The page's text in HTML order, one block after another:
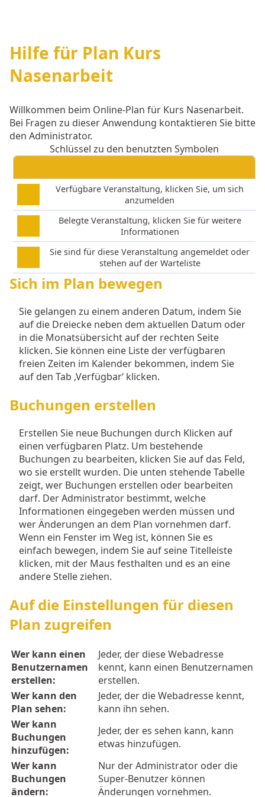
Hilfe für Plan Kurs
Nasenarbeit
Willkommen beim Online-Plan für Kurs Nasenarbeit.
Bei Fragen zu dieser Anwendung kontaktieren Sie bitte
den Administrator.
Schlüssel zu den benutzten Symbolen
Verfügbare Veranstaltung, klicken Sie, um sich
anzumelden
Belegte Veranstaltung, klicken Sie für weitere
Informationen
Sie sind für diese Veranstaltung angemeldet oder
stehen auf der Warteliste
Sich im Plan bewegen
Sie gelangen zu einem anderen Datum, indem Sie
auf die Dreiecke neben dem aktuellen Datum oder
in die Monatsübersicht auf der rechten Seite
klicken. Sie können eine Liste der verfügbaren
freien Zeiten im Kalender bekommen, indem Sie
auf den Tab ‚Verfügbar‘ klicken.
Buchungen erstellen
Erstellen Sie neue Buchungen durch Klicken auf
einen verfügbaren Platz. Um bestehende
Buchungen zu bearbeiten, klicken Sie auf das Feld,
wo sie erstellt wurden. Die unten stehende Tabelle
zeigt, wer Buchungen erstellen oder bearbeiten
darf. Der Administrator bestimmt, welche
Informationen eingegeben werden müssen und
wer Änderungen an dem Plan vornehmen darf.
Wenn ein Fenster im Weg ist, können Sie es
einfach bewegen, indem Sie auf seine Titelleiste
klicken, mit der Maus festhalten und es an eine
andere Stelle ziehen.
Auf die Einstellungen für diesen
Plan zugreifen
Wer kann einen
Benutzernamen
erstellen:
Jeder, der diese Webadresse
kennt, kann einen Benutzernamen
erstellen.
Wer kann den
Plan sehen:
Jeder, der die Webadresse kennt,
kann ihn sehen.
Wer kann
Buchungen
hinzufügen:
Jeder, der es sehen kann, kann
etwas hinzufügen.
Wer kann
Buchungen
ändern:
Nur der Administrator oder die
Super-Benutzer können
Änderungen vornehmen.